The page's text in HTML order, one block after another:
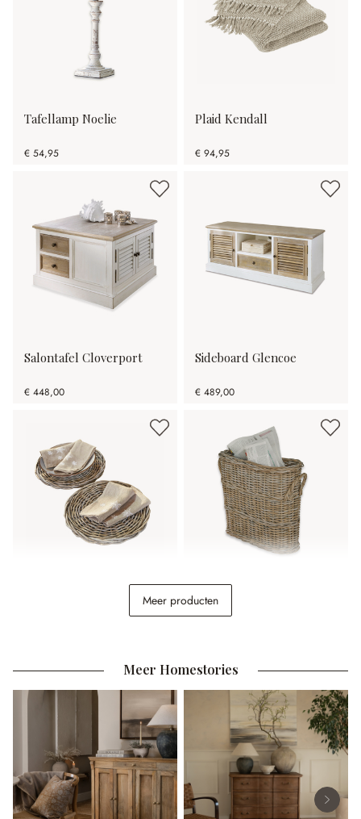
Tafellamp Noelie
€ 54,95
Plaid Kendall
€ 94,95
Salontafel Cloverport
€ 448,00
Sideboard Glencoe
€ 489,00
Placemat set van 2 Bland Mand Numenar
Meer producten
Meer Homestories